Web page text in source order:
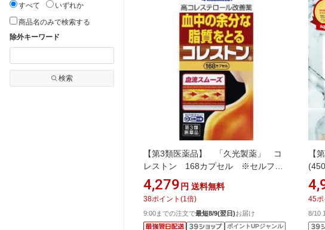
すべて
いずれか
商品名のみで検索する
除外キーワード
検索
【第3類医薬品】 「久光製薬」 コ
レストン 168カプセル ※セルフメ
ディケーション税制対象商品
4,279 円 送料無料
38ポイント (1 倍)
9:00までの注文で最短8/9(翌日)お届け
ポイントUPジャンル
【
肥
粒
メ
圧
45
8/10